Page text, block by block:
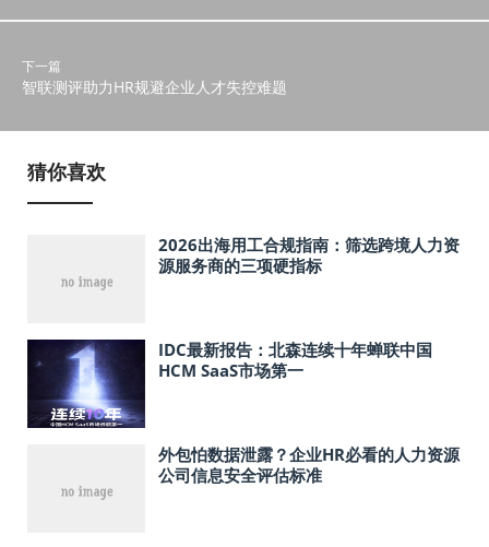
下一篇
智联测评助力HR规避企业人才失控难题
猜你喜欢
2026出海用工合规指南：筛选跨境人力资
源服务商的三项硬指标
IDC最新报告：北森连续十年蝉联中国
HCM SaaS市场第一
外包怕数据泄露？企业HR必看的人力资源
公司信息安全评估标准